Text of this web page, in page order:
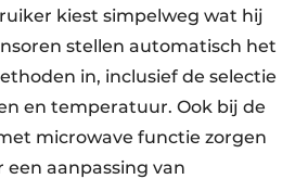
kiest simpelweg wat hij
stellen automatisch het
in, inclusief de selectie
en temperatuur. Ook bij de
microwave functie zorgen
een aanpassing van